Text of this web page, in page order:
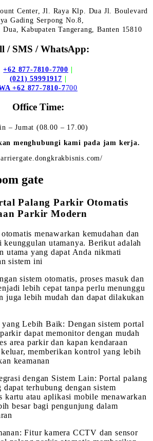
Center, Jl. Raya Klp. Dua Jl. Boulevard
Gading Serpong No.8,
Kabupaten Tangerang, Banten 15810
/ SMS / WhatsApp:
+62 877-7810-7700 |
(021) 59991917 |
+62 877-7810-7700
Office Time:
– Jumat (08.00 – 17.00)
menghubungi kami pada jam kerja.
gate
Palang Parkir Otomatis
Parkir Modern
menawarkan kemudahan dan
keunggulan utamanya. Berikut adalah
utama yang dapat Anda nikmati
sistem ini
sistem otomatis, proses masuk dan
lebih cepat tanpa perlu menunggu
juga lebih mudah dan dapat dilakukan
yang Lebih Baik: Dengan sistem portal
dapat memonitor dengan mudah
area parkir dan kapan kendaraan
memberikan kontrol yang lebih
keamanan
dengan Sistem Lain: Portal palang
terhubung dengan sistem
kartu atau aplikasi mobile menawarkan
besar bagi pengunjung dalam
Fitur kamera CCTV dan sensor